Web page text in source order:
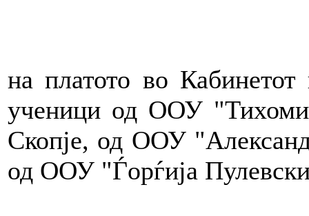
на платото во Кабинетот
ученици од ООУ
Скопје, од ООУ
од ООУ "Ѓорѓија